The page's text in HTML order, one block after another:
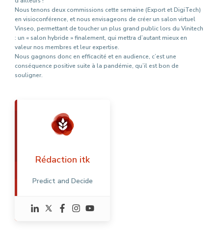
Nous tenons deux commissions cette semaine (Export et DigiTech)
en visioconférence, et nous envisageons de créer un salon virtuel
Vinseo, permettant de toucher un plus grand public lors du Vinitech
: un « salon hybride » finalement, qui mettra d’autant mieux en
valeur nos membres et leur expertise.
Nous gagnons donc en efficacité et en audience, c’est une
conséquence positive suite à la pandémie, qu’il est bon de
souligner.
Rédaction itk
Predict and Decide